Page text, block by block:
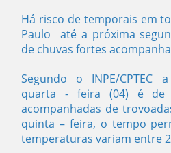
Há risco de temporais em
Paulo até a próxima
de chuvas fortes
Segundo o INPE/CPTEC
quarta - feira (04) é de
acompanhadas de
quinta – feira, o tempo
temperaturas variam entre